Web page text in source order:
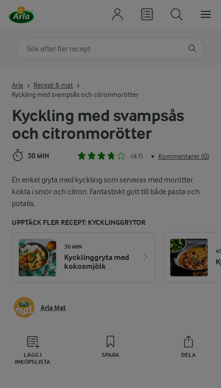
Kyckling med svampsås
och citronmorötter
30 MIN (47) • Kommentarer (0)
En enkel gryta med kyckling som serveras med morötter
kokta i smör och citron. Fantastiskt gott till både pasta och
potatis.
UPPTÄCK FLER RECEPT: KYCKLINGGRYTOR
30 MIN
Kycklinggryta med
kokosmjölk
Arla Mat
LÄGG I
INKÖPSLISTA
SPARA DELA
Arla
Recept & mat
Kyckling med svampsås och citronmorötter
Sök på kategori eller ingrediens